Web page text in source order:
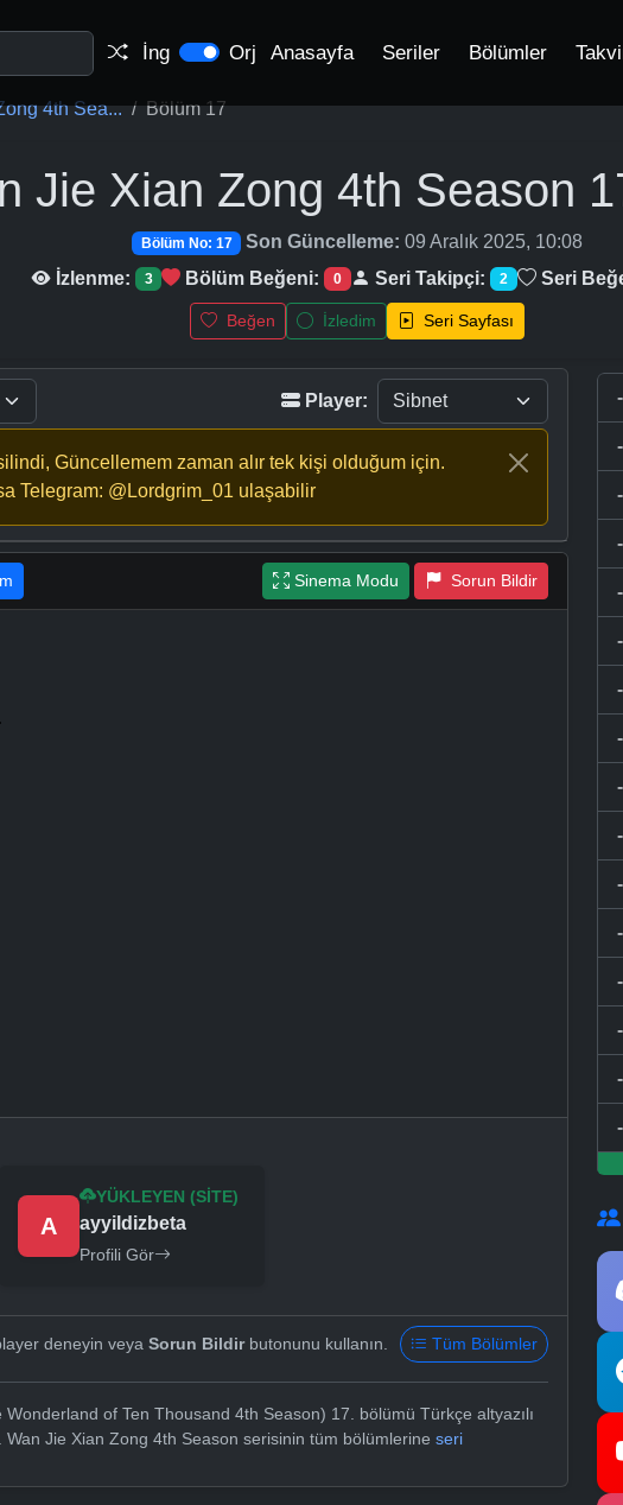
İng Orj Anasayfa Seriler Bölümler
4th Sea... Bölüm 17
Jie Xian Zong 4th Season
Bölüm No: 17 Son Güncelleme: 09 Aralık 2025, 10:08
İzlenme:
3 Bölüm Beğeni: 0 Seri Takipçi: 2 Seri
Beğen İzledim Seri Sayfası
Player:
Güncellemem zaman alır tek kişi olduğum için.
Telegram: @Lordgrim_01 ulaşabilir
Sinema Modu Sorun Bildir
A
YÜKLEYEN (SITE)
ayyildizbeta
Profili Gör
deneyin veya Sorun Bildirbutonunu kullanın. Tüm Bölümler
Wonderland of Ten Thousand 4th Season) 17. bölümü Türkçe altyazılı
Jie Xian Zong 4th Season serisinin tüm bölümlerine seri
-
-
-
-
-
-
-
-
-
-
-
-
-
-
-
-
-